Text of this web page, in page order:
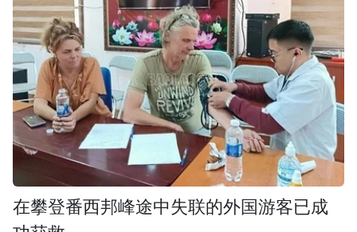
在攀登番西邦峰途中失联的外国游客已成